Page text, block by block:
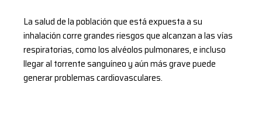
La salud de la población que está expuesta a su
inhalación corre grandes riesgos que alcanzan a las vías
respiratorias, como los alvéolos pulmonares, e incluso
llegar al torrente sanguíneo y aún más grave puede
generar problemas cardiovasculares.